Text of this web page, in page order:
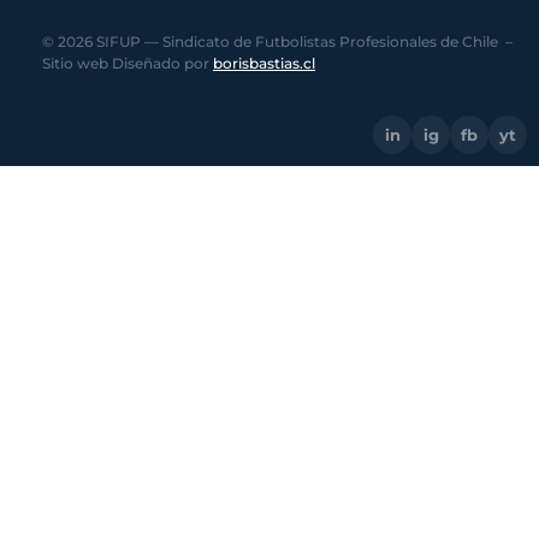
© 2026 SIFUP — Sindicato de Futbolistas Profesionales de Chile –
Sitio web Diseñado por borisbastias.cl
in ig fb yt